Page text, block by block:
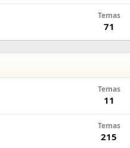
Temas
71
Temas
11
Temas
215